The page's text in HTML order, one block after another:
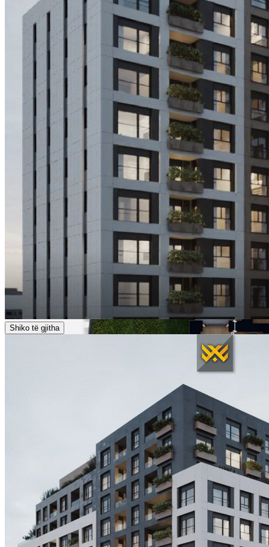
Shiko të gjitha